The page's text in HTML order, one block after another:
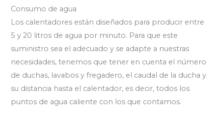
Consumo de agua
Los calentadores están diseñados para producir entre
5 y 20 litros de agua por minuto. Para que este
suministro sea el adecuado y se adapte a nuestras
necesidades, tenemos que tener en cuenta el número
de duchas, lavabos y fregadero, el caudal de la ducha y
su distancia hasta el calentador, es decir, todos los
puntos de agua caliente con los que contamos.